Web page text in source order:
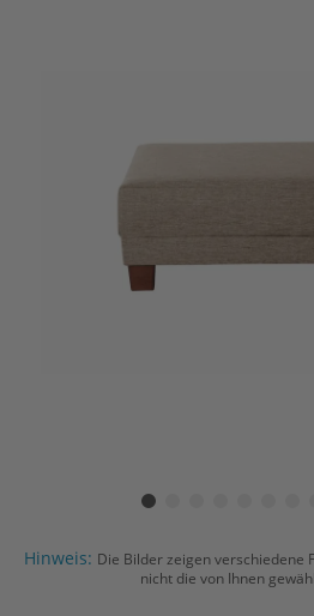
Hinweis: Die Bilder zeigen verschiedene
nicht die von Ihnen